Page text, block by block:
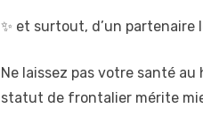
✨ et surtout, d’un
Ne laissez pas votre santé
statut de frontalier mérite